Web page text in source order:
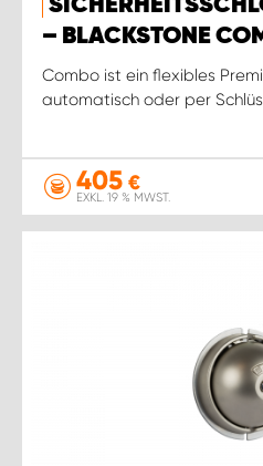
– BLACKSTONE
Combo ist ein flexibles
automatisch oder per
405 €
EXKL. 19 % MWST.